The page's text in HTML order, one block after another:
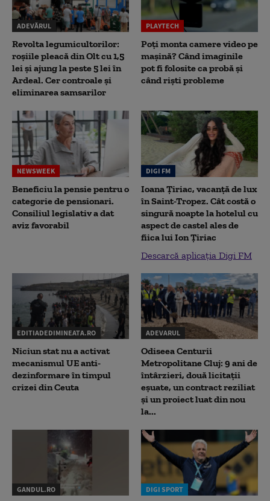
ADEVĂRUL
Revolta legumicultorilor:
roșiile pleacă din Olt cu 1,5
lei și ajung la peste 5 lei în
Ardeal. Cer controale și
eliminarea samsarilor
PLAYTECH
Poți monta camere video pe
mașină? Când imaginile
pot fi folosite ca probă și
când riști probleme
NEWSWEEK
Beneficiu la pensie pentru o
categorie de pensionari.
Consiliul legislativ a dat
aviz favorabil
DIGI FM
Ioana Țiriac, vacanță de lux
în Saint-Tropez. Cât costă o
singură noapte la hotelul cu
aspect de castel ales de
fiica lui Ion Țiriac
Descarcă aplicația Digi FM
EDITIADEDIMINEATA.RO
Niciun stat nu a activat
mecanismul UE anti-
dezinformare în timpul
crizei din Ceuta
ADEVARUL
Odiseea Centurii
Metropolitane Cluj: 9 ani de
întârzieri, două licitații
eșuate, un contract reziliat
și un proiect luat din nou
la...
GANDUL.RO DIGI SPORT